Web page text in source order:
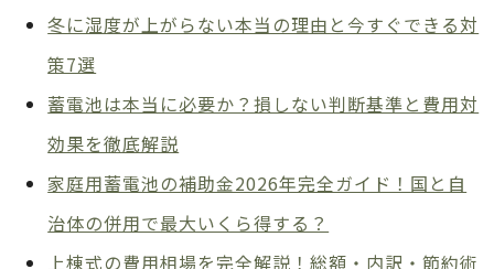
冬に湿度が上がらない本当の理由と今すぐできる対
策7選
蓄電池は本当に必要か？損しない判断基準と費用対
効果を徹底解説
家庭用蓄電池の補助金2026年完全ガイド！国と自
治体の併用で最大いくら得する？
上棟式の費用相場を完全解説！総額・内訳・節約術